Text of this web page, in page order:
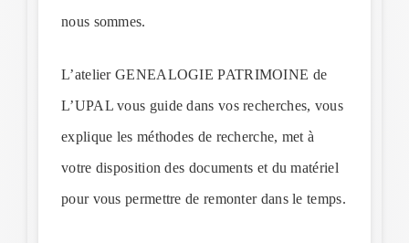
nous sommes.
L’atelier GENEALOGIE PATRIMOINE de
L’UPAL vous guide dans vos recherches, vous
explique les méthodes de recherche, met à
votre disposition des documents et du matériel
pour vous permettre de remonter dans le temps.